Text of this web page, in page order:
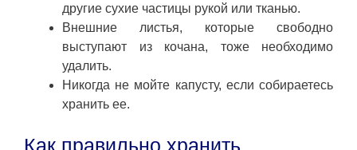
другие сухие частицы рукой или тканью.
Внешние листья, которые свободно
выступают из кочана, тоже необходимо
удалить.
Никогда не мойте капусту, если собираетесь
хранить ее.
Как правильно хранить